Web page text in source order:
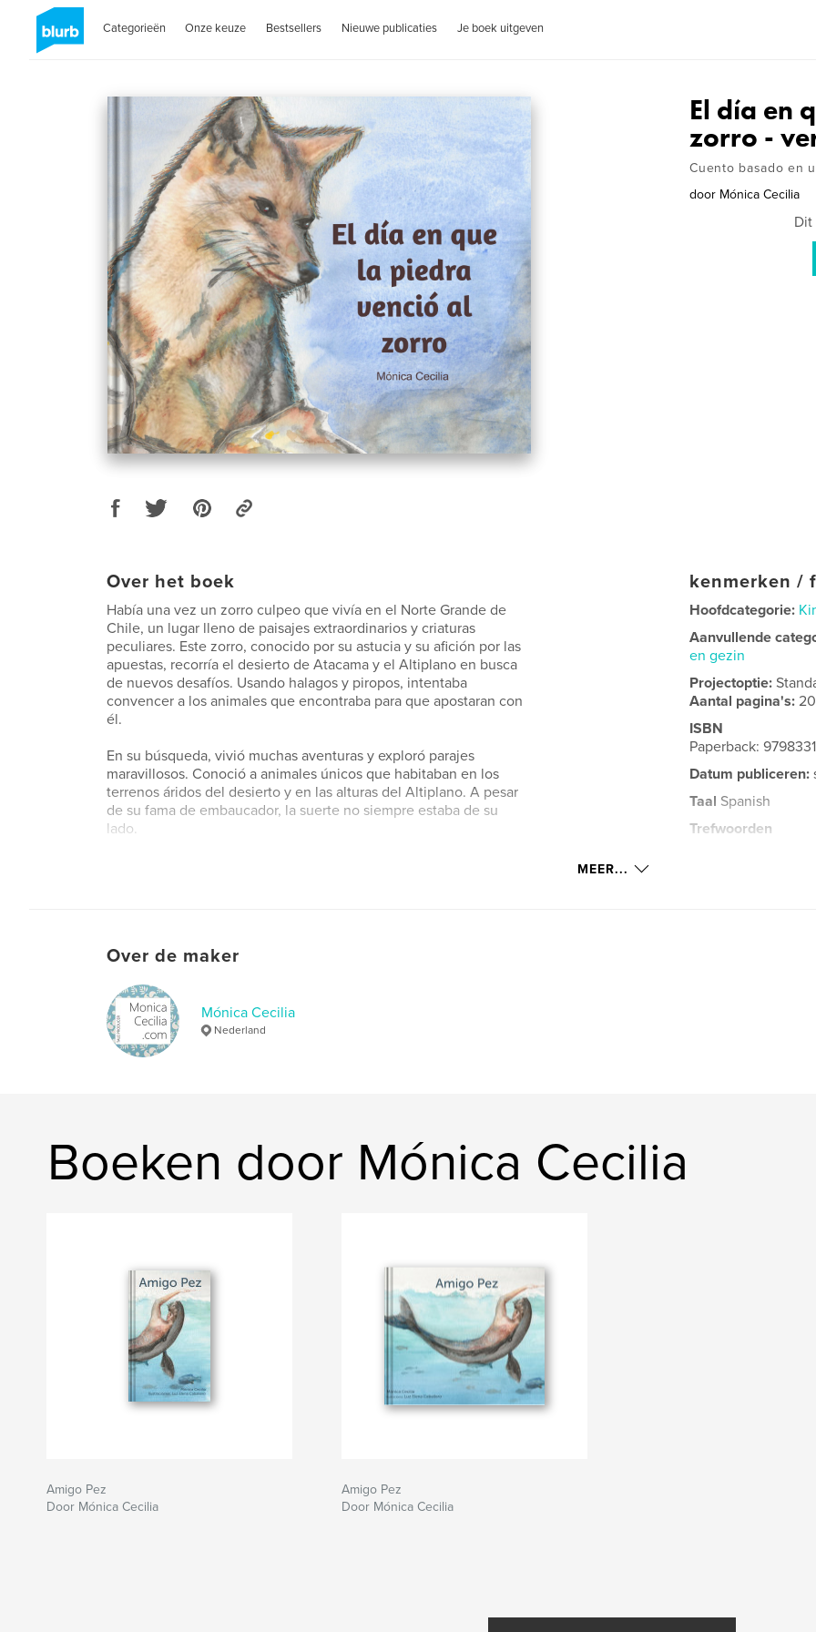
Categorieën Onze keuze Bestsellers Nieuwe publicaties Je boek uitgeven
El día en
zorro -
Cuento basado en
door Mónica Cecilia
Dit
Over het boek
Había una vez un zorro culpeo que vivía en el Norte Grande de
Chile, un lugar lleno de paisajes extraordinarios y criaturas
peculiares. Este zorro, conocido por su astucia y su afición por las
apuestas, recorría el desierto de Atacama y el Altiplano en busca
de nuevos desafíos. Usando halagos y piropos, intentaba
convencer a los animales que encontraba para que apostaran con
él.
En su búsqueda, vivió muchas aventuras y exploró parajes
maravillosos. Conoció a animales únicos que habitaban en los
terrenos áridos del desierto y en las alturas del Altiplano. A pesar
de su fama de embaucador, la suerte no siempre estaba de su
lado.
kenmerken /
Hoofdcategorie:
Aanvullende
en gezin
Projectoptie:
Aantal pagina's:20
ISBN
Paperback:
Datum publiceren:
Taal Spanish
Trefwoorden
MEER...
Over de maker
Mónica Cecilia
Nederland
Boeken door Mónica Cecilia
Amigo Pez
Door Mónica Cecilia
Amigo Pez
Door Mónica Cecilia